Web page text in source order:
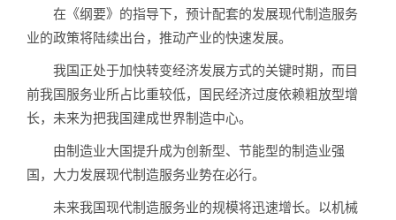
在《纲要》的指导下，预计配套的发展现代制造服务
业的政策将陆续出台，推动产业的快速发展。
我国正处于加快转变经济发展方式的关键时期，而目
前我国服务业所占比重较低，国民经济过度依赖粗放型增
长，未来为把我国建成世界制造中心。
由制造业大国提升成为创新型、节能型的制造业强
国，大力发展现代制造服务业势在必行。
未来我国现代制造服务业的规模将迅速增长。以机械